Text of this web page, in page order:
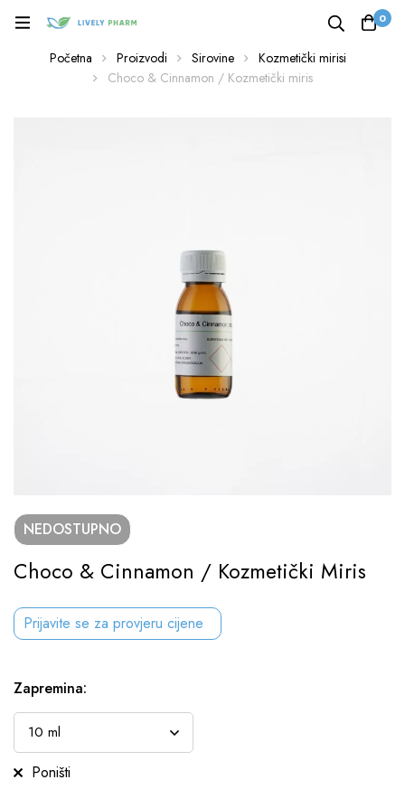
0
Početna Proizvodi Sirovine
Kozmetički mirisi
Choco & Cinnamon / Kozmetički miris
NEDOSTUPNO
Choco & Cinnamon / Kozmetički Miris
Prijavite se za provjeru cijene
Zapremina:
Poništi